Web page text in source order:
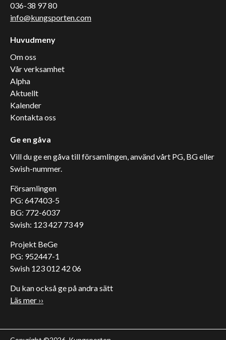
036-38 97 80
info@kungsporten.com
Huvudmeny
Om oss
Vår verksamhet
Alpha
Aktuellt
Kalender
Kontakta oss
Ge en gåva
Vill du ge en gåva till församlingen, använd vårt PG, BG eller
Swish-nummer.
Församlingen
PG: 647403-5
BG: 772-6037
Swish: 123 427 73 49
Projekt BeGe
PG: 952447-1
Swish 123 012 42 06
Du kan också ge på andra sätt
Läs mer ››